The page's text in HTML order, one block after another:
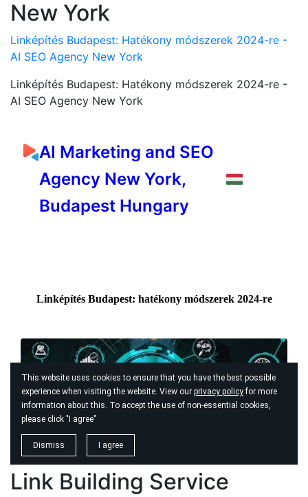
New York
Linképítés Budapest: Hatékony módszerek 2024-re -
AI SEO Agency New York
Linképítés Budapest: Hatékony módszerek 2024-re -
AI SEO Agency New York
Link Building Service